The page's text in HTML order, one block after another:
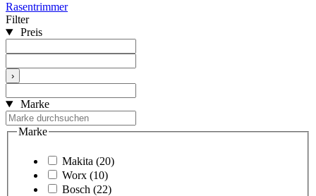
Rasentrimmer
Filter
Preis
›
Marke
Marke
Makita (20)
Worx (10)
Bosch (22)